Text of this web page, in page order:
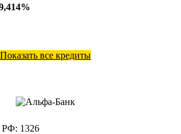
Показать все кредиты
РФ: 1326